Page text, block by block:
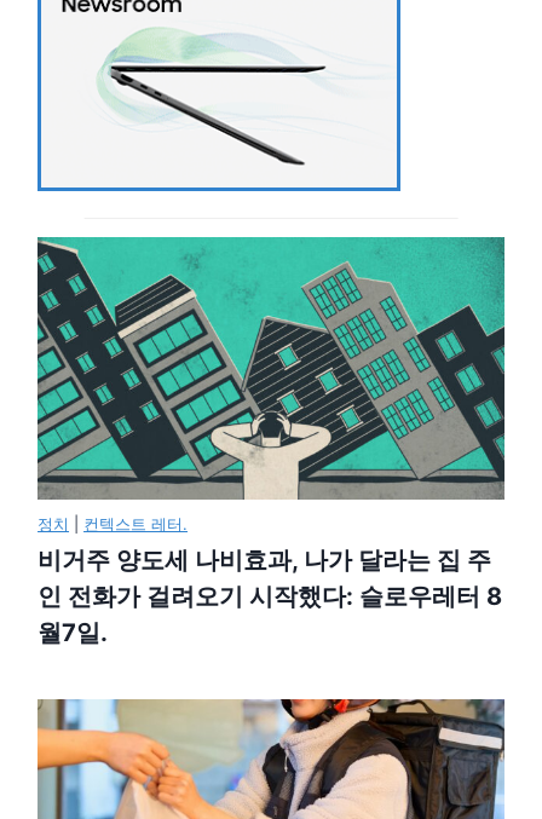
정치 컨텍스트 레터.
비거주 양도세 나비효과, 나가 달라는 집 주
인 전화가 걸려오기 시작했다: 슬로우레터 8
월7일.